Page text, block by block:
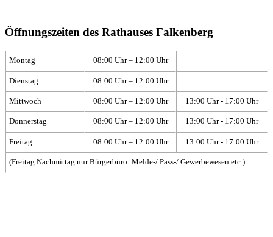
Öffnungszeiten des Rathauses Falkenberg
Montag 08:00 Uhr – 12:00 Uhr
Dienstag 08:00 Uhr – 12:00 Uhr
Mittwoch 08:00 Uhr – 12:00 Uhr 13:00 Uhr - 17:00 Uhr
Donnerstag 08:00 Uhr – 12:00 Uhr 13:00 Uhr - 17:00 Uhr
Freitag 08:00 Uhr – 12:00 Uhr 13:00 Uhr - 17:00 Uhr
(Freitag Nachmittag nur Bürgerbüro: Melde-/ Pass-/ Gewerbewesen etc.)